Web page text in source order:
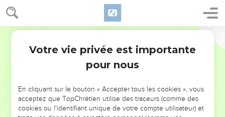
NE MANQUEZ PAS L’ÉVÉNEMENT
DE L’ANNÉE !
Votre vie privée est importante
pour nous
En cliquant sur le bouton « Accepter tous les cookies », vous
acceptez que TopChrétien utilise des traceurs (comme des
cookies ou l'identifiant unique de votre compte utilisateur) et